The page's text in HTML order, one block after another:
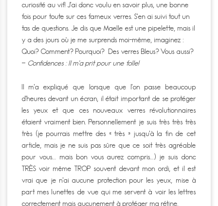
curiosité au vif! J’ai donc voulu en savoir plus, une bonne
fois pour toute sur ces fameux verres. S’en ai suivi tout un
tas de questions. Je dis que Maelle est une pipelette, mais il
y a des jours où je me surprends moi-même, imaginez :
Quoi? Comment? Pourquoi? Des verres Bleus? Vous aussi?
– Confidences : Il m’a prit pour une folle!
Il m’a expliqué que lorsque que l’on passe beaucoup
d’heures devant un écran, il était important de se protéger
les yeux et que ces nouveaux verres révolutionnaires
étaient vraiment bien. Personnellement je suis très très très
très (je pourrais mettre des « très » jusqu’à la fin de cet
article, mais je ne suis pas sûre que ce soit très agréable
pour vous… mais bon vous aurez compris…) je suis donc
TRÈS voir même TROP souvent devant mon ordi, et il est
vrai que je n’ai aucune protection pour les yeux, mise à
part mes lunettes de vue qui me servent à voir les lettres
correctement mais aucunement à protéger ma rétine.